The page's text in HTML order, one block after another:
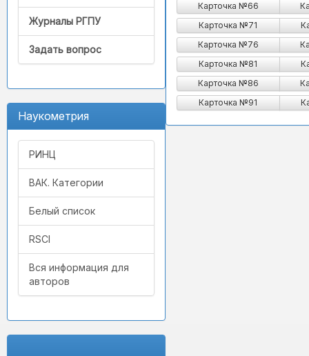
Журналы РГПУ
Задать вопрос
Наукометрия
РИНЦ
ВАК. Категории
Белый список
RSCI
Вся информация для
авторов
Карточка №66
Карточка №71
Карточка №76
Карточка №81
Карточка №86
Карточка №91